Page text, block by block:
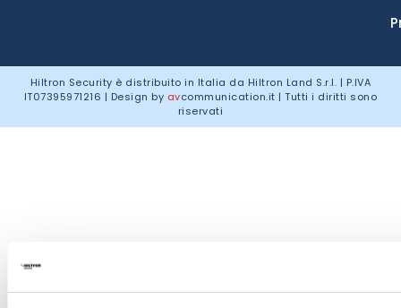
Hiltron Security è distribuito in Italia da Hiltron Land S.r.l. | P.IVA
IT07395971216 | Design by avcommunication.it | Tutti i diritti sono
riservati